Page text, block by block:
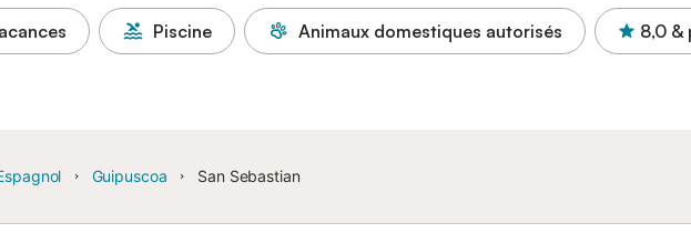
Piscine Animaux domestiques autorisés 8,0 &
Guipuscoa San Sebastian